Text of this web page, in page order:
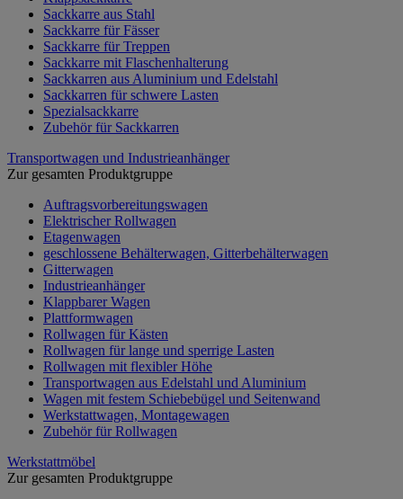
Sackkarre aus Stahl
Sackkarre für Fässer
Sackkarre für Treppen
Sackkarre mit Flaschenhalterung
Sackkarren aus Aluminium und Edelstahl
Sackkarren für schwere Lasten
Spezialsackkarre
Zubehör für Sackkarren
Transportwagen und Industrieanhänger
Zur gesamten Produktgruppe
Auftragsvorbereitungswagen
Elektrischer Rollwagen
Etagenwagen
geschlossene Behälterwagen, Gitterbehälterwagen
Gitterwagen
Industrieanhänger
Klappbarer Wagen
Plattformwagen
Rollwagen für Kästen
Rollwagen für lange und sperrige Lasten
Rollwagen mit flexibler Höhe
Transportwagen aus Edelstahl und Aluminium
Wagen mit festem Schiebebügel und Seitenwand
Werkstattwagen, Montagewagen
Zubehör für Rollwagen
Werkstattmöbel
Zur gesamten Produktgruppe